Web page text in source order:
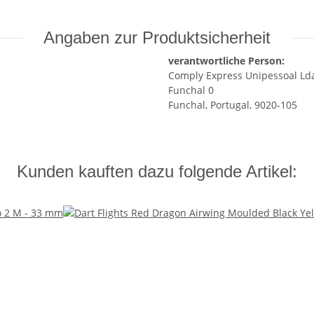
Angaben zur Produktsicherheit
verantwortliche Person:
Comply Express Unipessoal
Funchal 0
Funchal, Portugal, 9020-105
Kunden kauften dazu folgende Artikel: